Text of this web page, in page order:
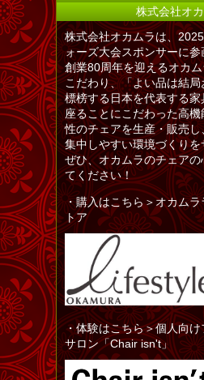
株式会社オ
株式会社オカムラは、
ォーズ大会スポンサーに参
創業80周年を迎えるオカ
こだわり、「よい品は結
標榜する日本を代表する
座ることにこだわった高
性のチェアを生産・販売
集中しやすい環境づくり
ぜひ、オカムラのチェアの
てください！
・購入はこちら＞オカム
トア
・体験はこちら＞個人向
サロン「Chair isn't」